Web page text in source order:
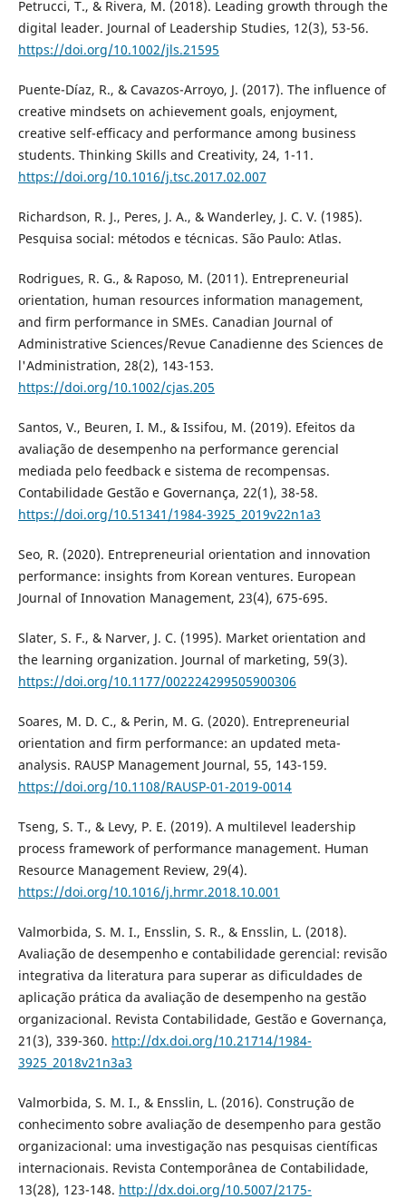
Petrucci, T., & Rivera, M. (2018). Leading growth through the
digital leader. Journal of Leadership Studies, 12(3), 53-56.
https://doi.org/10.1002/jls.21595
Puente-Díaz, R., & Cavazos-Arroyo, J. (2017). The influence of
creative mindsets on achievement goals, enjoyment,
creative self-efficacy and performance among business
students. Thinking Skills and Creativity, 24, 1-11.
https://doi.org/10.1016/j.tsc.2017.02.007
Richardson, R. J., Peres, J. A., & Wanderley, J. C. V. (1985).
Pesquisa social: métodos e técnicas. São Paulo: Atlas.
Rodrigues, R. G., & Raposo, M. (2011). Entrepreneurial
orientation, human resources information management,
and firm performance in SMEs. Canadian Journal of
Administrative Sciences/Revue Canadienne des Sciences de
l'Administration, 28(2), 143-153.
https://doi.org/10.1002/cjas.205
Santos, V., Beuren, I. M., & Issifou, M. (2019). Efeitos da
avaliação de desempenho na performance gerencial
mediada pelo feedback e sistema de recompensas.
Contabilidade Gestão e Governança, 22(1), 38-58.
https://doi.org/10.51341/1984-3925_2019v22n1a3
Seo, R. (2020). Entrepreneurial orientation and innovation
performance: insights from Korean ventures. European
Journal of Innovation Management, 23(4), 675-695.
Slater, S. F., & Narver, J. C. (1995). Market orientation and
the learning organization. Journal of marketing, 59(3).
https://doi.org/10.1177/002224299505900306
Soares, M. D. C., & Perin, M. G. (2020). Entrepreneurial
orientation and firm performance: an updated meta-
analysis. RAUSP Management Journal, 55, 143-159.
https://doi.org/10.1108/RAUSP-01-2019-0014
Tseng, S. T., & Levy, P. E. (2019). A multilevel leadership
process framework of performance management. Human
Resource Management Review, 29(4).
https://doi.org/10.1016/j.hrmr.2018.10.001
Valmorbida, S. M. I., Ensslin, S. R., & Ensslin, L. (2018).
Avaliação de desempenho e contabilidade gerencial: revisão
integrativa da literatura para superar as dificuldades de
aplicação prática da avaliação de desempenho na gestão
organizacional. Revista Contabilidade, Gestão e Governança,
21(3), 339-360. http://dx.doi.org/10.21714/1984-
3925_2018v21n3a3
Valmorbida, S. M. I., & Ensslin, L. (2016). Construção de
conhecimento sobre avaliação de desempenho para gestão
organizacional: uma investigação nas pesquisas científicas
internacionais. Revista Contemporânea de Contabilidade,
13(28), 123-148. http://dx.doi.org/10.5007/2175-